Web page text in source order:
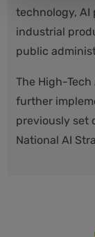
technology, AI
industrial
public
The High-
further
previously set
National AI